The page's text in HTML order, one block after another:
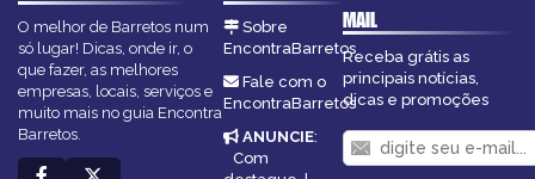
O melhor de Barretos num
só lugar! Dicas, onde ir, o
que fazer, as melhores
empresas, locais, serviços e
muito mais no guia Encontra
Barretos.
Sobre
EncontraBarretos
Fale com o
EncontraBarretos
ANUNCIE:
Com
MAIL
Receba grátis as
principais notícias,
dicas e promoções